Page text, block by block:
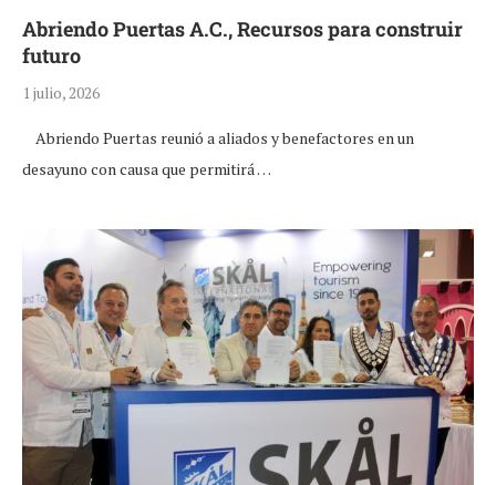
Abriendo Puertas A.C., Recursos para construir
futuro
1 julio, 2026
Abriendo Puertas reunió a aliados y benefactores en un
desayuno con causa que permitirá …